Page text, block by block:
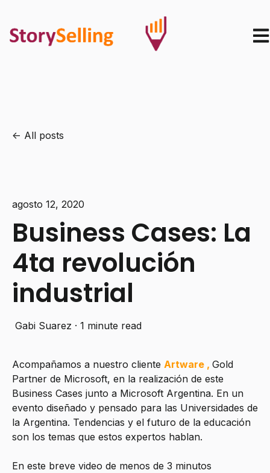
All posts
agosto 12, 2020
Business Cases: La
4ta revolución
industrial
Gabi Suarez · 1 minute read
Acompañamos a nuestro cliente Artware , Gold
Partner de Microsoft, en la realización de este
Business Cases junto a Microsoft Argentina. En un
evento diseñado y pensado para las Universidades de
la Argentina. Tendencias y el futuro de la educación
son los temas que estos expertos hablan.
En este breve video de menos de 3 minutos